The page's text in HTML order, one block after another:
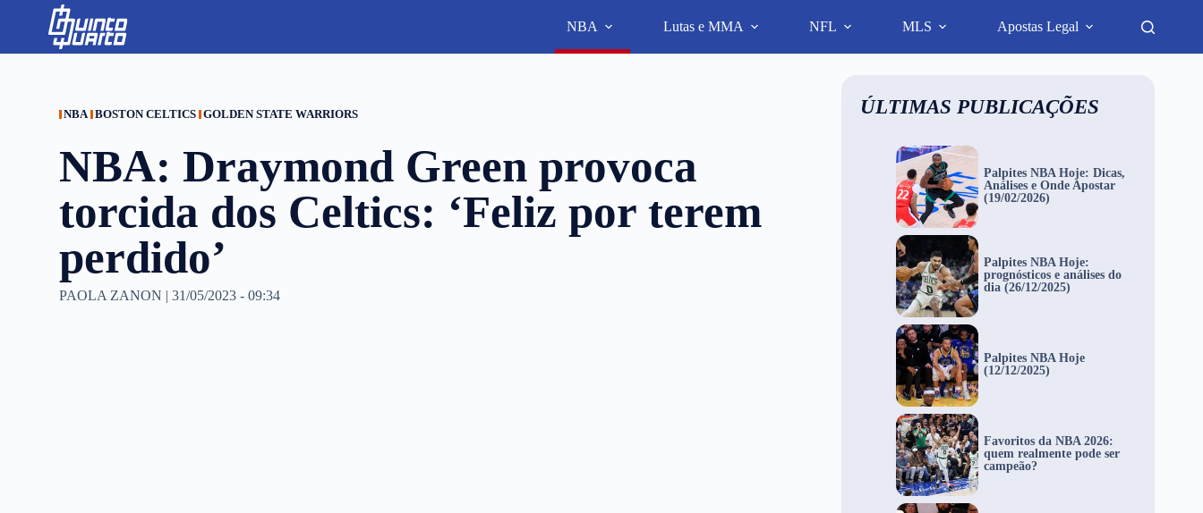
p
NBA Lutas e MMA NFL MLS Apostas Legal
NBA BOSTON CELTICS GOLDEN STATE WARRIORS
NBA: Draymond Green provoca
torcida dos Celtics: ‘Feliz por terem
perdido’
PAOLA ZANON |31/05/2023 - 09:34
ÚLTIMAS PUBLICAÇÕES
Palpites NBA Hoje: Dicas,
Análises e Onde Apostar
(19/02/2026)
Palpites NBA Hoje:
prognósticos e análises do
dia (26/12/2025)
Palpites NBA Hoje
(12/12/2025)
Favoritos da NBA 2026:
quem realmente pode ser
campeão?